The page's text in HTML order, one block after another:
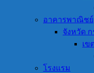
อาคารพาณิชย์
จังหวัด
เข
โรงแรม